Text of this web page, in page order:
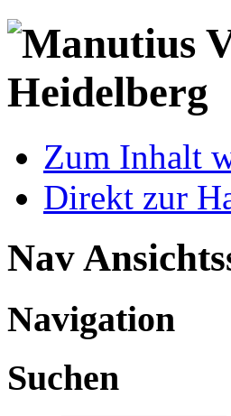
Zum Inhalt
Direkt zur
Nav
Navigation
Suchen